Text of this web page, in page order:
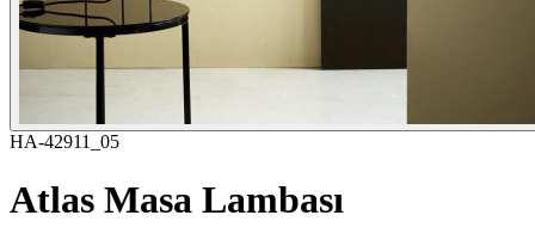
HA-42911_05
Atlas Masa Lambası